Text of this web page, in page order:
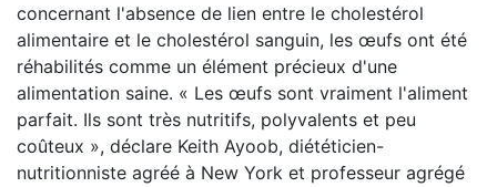
concernant l'absence de lien entre le cholestérol
alimentaire et le cholestérol sanguin, les œufs ont été
réhabilités comme un élément précieux d'une
alimentation saine. « Les œufs sont vraiment l'aliment
parfait. Ils sont très nutritifs, polyvalents et peu
coûteux », déclare Keith Ayoob, diététicien-
nutritionniste agréé à New York et professeur agrégé